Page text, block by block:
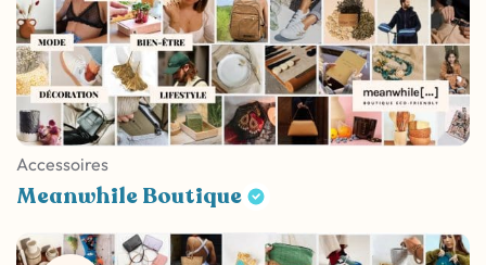
Accessoires
Meanwhile Boutique